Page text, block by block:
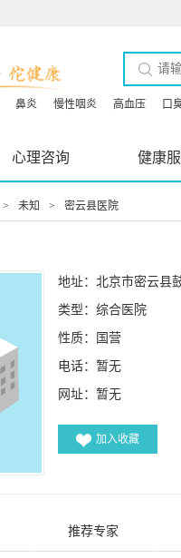
鼻炎 慢性咽炎 高血压 口
心理咨询 健康
> 未知 > 密云县医院
地址：北京市密云县
类型：综合医院
性质：国营
电话：暂无
网址： 暂无
加入收藏
推荐专家